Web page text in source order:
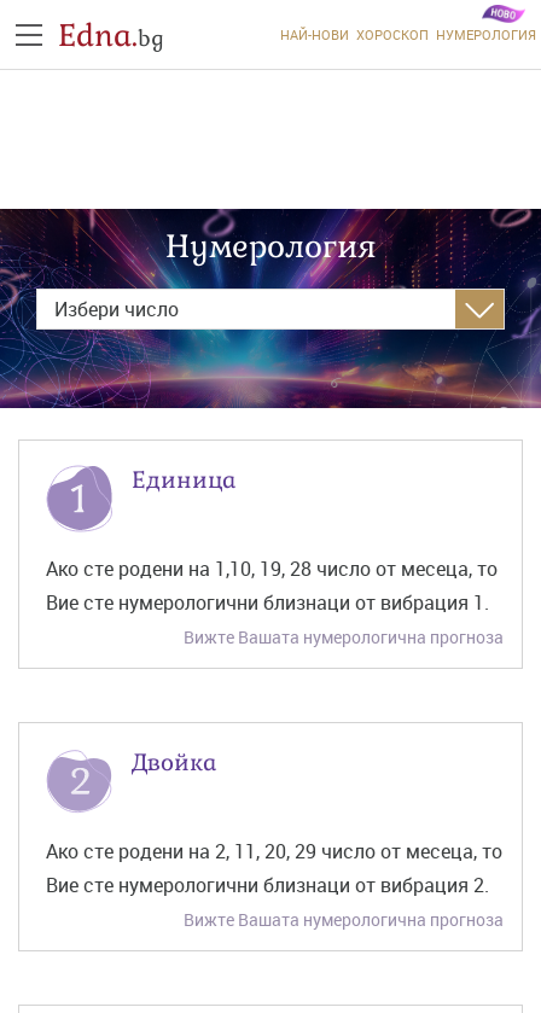
Edna.bg НАЙ-НОВИ ХОРОСКОП НУМЕРОЛОГИЯ
Нумерология
Избери число
Единица
Ако сте родени на 1,10, 19, 28 число от месеца, то
Вие сте нумерологични близнаци от вибрация 1.
Вижте Вашата нумерологична прогноза
Двойка
Ако сте родени на 2, 11, 20, 29 число от месеца, то
Вие сте нумерологични близнаци от вибрация 2.
Вижте Вашата нумерологична прогноза